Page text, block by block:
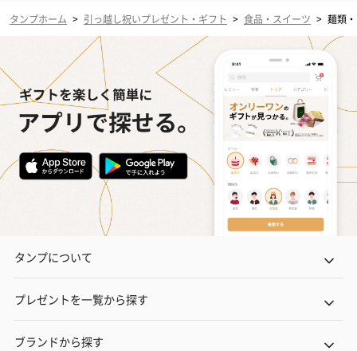
タンプホーム > 引っ越し祝いプレゼント・ギフト > 食品・スイーツ > 麺類
タンプについて
プレゼントを一覧から探す
ブランドから探す